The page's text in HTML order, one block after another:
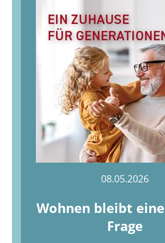
08.05.2026
Wohnen bleibt
Frage